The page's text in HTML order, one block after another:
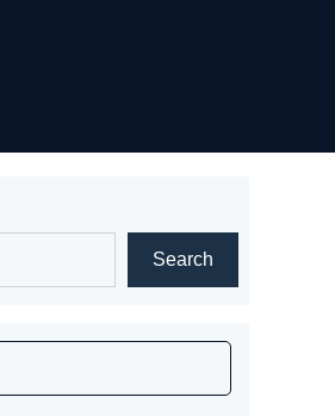
Search